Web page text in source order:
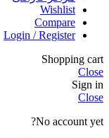
Wishlist
Compare
Login / Register
Shopping cart
Close
Sign in
Close
No account yet?